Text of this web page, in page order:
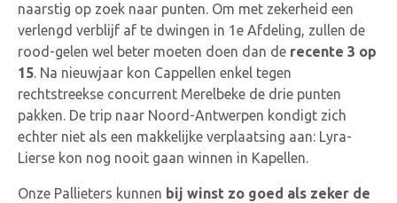
naarstig op zoek naar punten. Om met zekerheid een
verlengd verblijf af te dwingen in 1e Afdeling, zullen de
rood-gelen wel beter moeten doen dan de recente 3 op
15. Na nieuwjaar kon Cappellen enkel tegen
rechtstreekse concurrent Merelbeke de drie punten
pakken. De trip naar Noord-Antwerpen kondigt zich
echter niet als een makkelijke verplaatsing aan: Lyra-
Lierse kon nog nooit gaan winnen in Kapellen.
Onze Pallieters kunnen bij winst zo goed als zeker de